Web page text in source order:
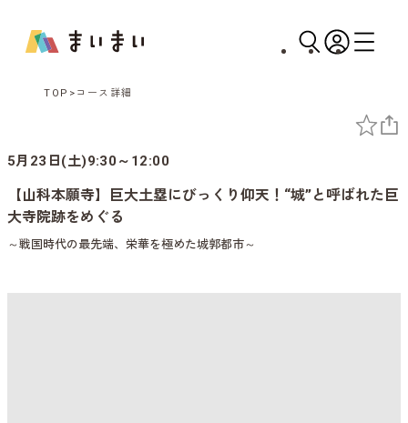
TOP コース詳細
5月23日(土)9:30～12:00
【山科本願寺】巨大土塁にびっくり仰天！“城”と呼ばれた巨
大寺院跡をめぐる
～戦国時代の最先端、栄華を極めた城郭都市～